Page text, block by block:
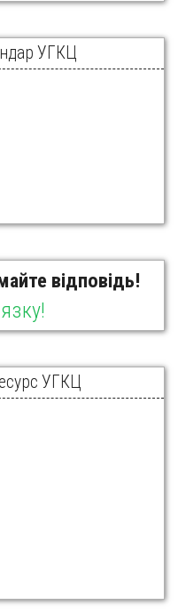
УГКЦ
відповідь!
УГКЦ